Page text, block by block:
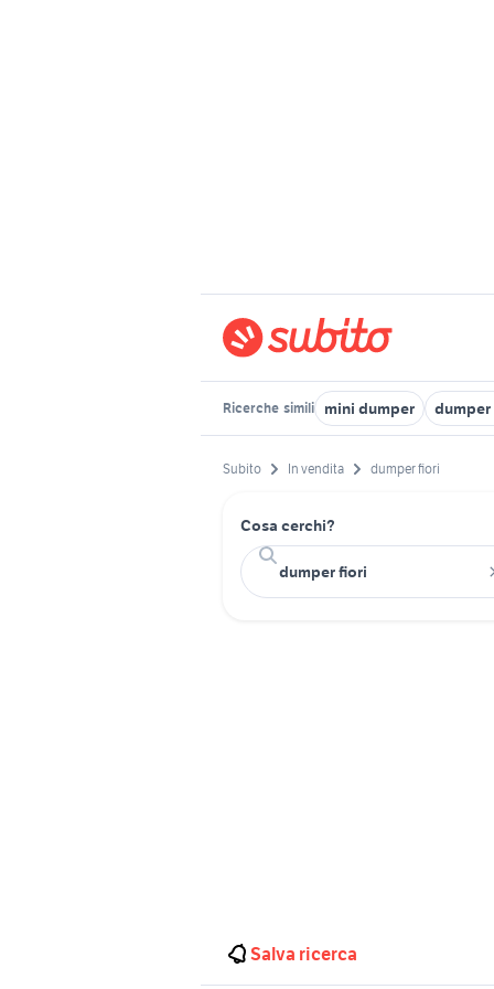
Ricerche simili mini dumper
Subito In vendita dumper fiori
Cosa cerchi?
Salva ricerca